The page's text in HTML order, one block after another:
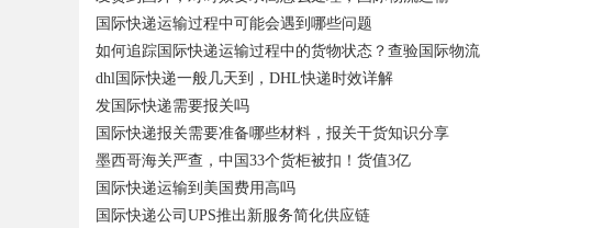
国际快递运输过程中可能会遇到哪些问题
如何追踪国际快递运输过程中的货物状态？查验国际物流
dhl国际快递一般几天到，DHL快递时效详解
发国际快递需要报关吗
国际快递报关需要准备哪些材料，报关干货知识分享
墨西哥海关严查，中国33个货柜被扣！货值3亿
国际快递运输到美国费用高吗
国际快递公司UPS推出新服务简化供应链